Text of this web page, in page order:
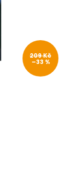
209 Kč
–33 %